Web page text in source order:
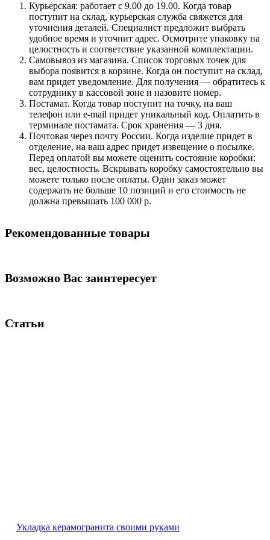
Курьерская: работает с 9.00 до 19.00. Когда товар
поступит на склад, курьерская служба свяжется для
уточнения деталей. Специалист предложит выбрать
удобное время и уточнит адрес. Осмотрите упаковку на
целостность и соответствие указанной комплектации.
Самовывоз из магазина. Список торговых точек для
выбора появится в корзине. Когда он поступит на склад,
вам придет уведомление. Для получения — обратитесь к
сотруднику в кассовой зоне и назовите номер.
Постамат. Когда товар поступит на точку, на ваш
телефон или e-mail придет уникальный код. Оплатить в
терминале постамата. Срок хранения — 3 дня.
Почтовая через почту России. Когда изделие придет в
отделение, на ваш адрес придет извещение о посылке.
Перед оплатой вы можете оценить состояние коробки:
вес, целостность. Вскрывать коробку самостоятельно вы
можете только после оплаты. Один заказ может
содержать не больше 10 позиций и его стоимость не
должна превышать 100 000 р.
Рекомендованные товары
Возможно Вас заинтересует
Статьи
Укладка керамогранита своими руками